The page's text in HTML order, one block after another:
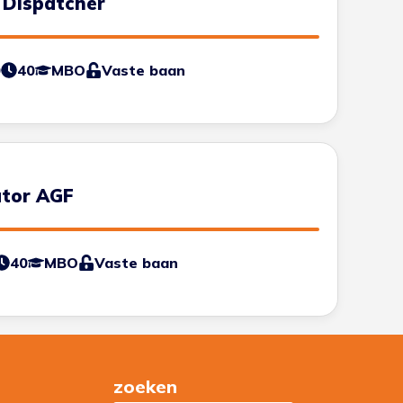
40 MBO Vaste baan
AGF
40 MBO Vaste baan
zoeken